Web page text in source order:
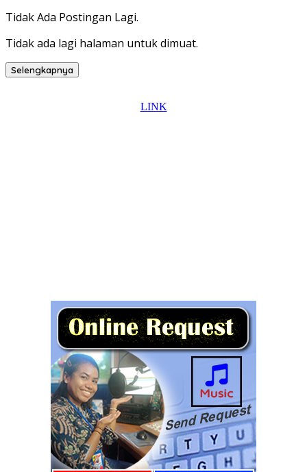
Tidak Ada Postingan Lagi.
Tidak ada lagi halaman untuk dimuat.
Selengkapnya